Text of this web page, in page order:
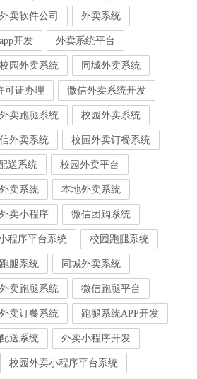
卖软件公司 外卖系统
开发 外卖系统平台
校园外卖系统 同城外卖系统
可证办理 微信外卖系统开发
外卖跑腿系统 校园外卖系统
外卖系统 校园外卖订餐系统
送系统 校园外卖平台
卖系统 本地外卖系统
外卖小程序 微信团购系统
程序平台系统 校园跑腿系统
腿系统 同城外卖系统
外卖跑腿系统 微信跑腿平台
卖订餐系统 跑腿系统APP开发
送系统 外卖小程序开发
校园外卖小程序平台系统